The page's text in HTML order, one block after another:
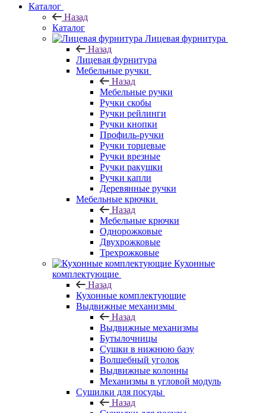
Каталог
Назад
Каталог
Лицевая фурнитура
Назад
Лицевая фурнитура
Мебельные ручки
Назад
Мебельные ручки
Ручки скобы
Ручки рейлинги
Ручки кнопки
Профиль-ручки
Ручки торцевые
Ручки врезные
Ручки ракушки
Ручки капли
Деревянные ручки
Мебельные крючки
Назад
Мебельные крючки
Однорожковые
Двухрожковые
Трехрожковые
Кухонные
комплектующие
Назад
Кухонные комплектующие
Выдвижные механизмы
Назад
Выдвижные механизмы
Бутылочницы
Сушки в нижнюю базу
Волшебный уголок
Выдвижные колонны
Механизмы в угловой модуль
Сушилки для посуды
Назад